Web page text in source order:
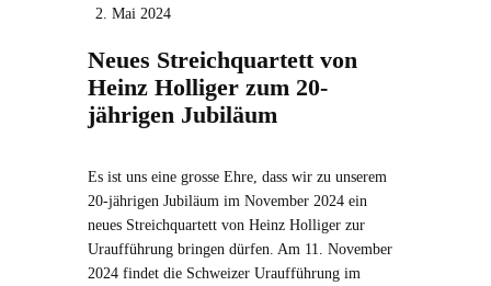
2. Mai 2024
Neues Streichquartett von
Heinz Holliger zum 20-
jährigen Jubiläum
Es ist uns eine grosse Ehre, dass wir zu unserem
20-jährigen Jubiläum im November 2024 ein
neues Streichquartett von Heinz Holliger zur
Uraufführung bringen dürfen. Am 11. November
2024 findet die Schweizer Uraufführung im